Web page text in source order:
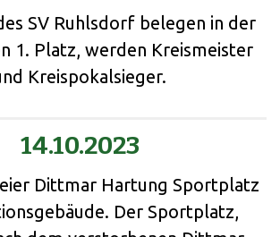
SV Ruhlsdorf belegen in der
1. Platz, werden Kreismeister
Kreispokalsieger.
14.10.2023
Dittmar Hartung Sportplatz
Der Sportplatz,